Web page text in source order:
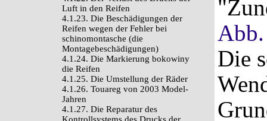
Luft in den Reifen
4.1.23. Die Beschädigungen der
Reifen wegen der Fehler bei
schinomontasche (die
Montagebeschädigungen)
4.1.24. Die Markierung bokowiny
die Reifen
4.1.25. Die Umstellung der Räder
4.1.26. Touareg von 2003 Model-
Jahren
4.1.27. Die Reparatur des
Die